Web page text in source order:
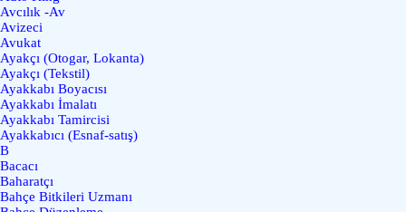
Avcılık -Av
Avizeci
Avukat
Ayakçı (Otogar, Lokanta)
Ayakçı (Tekstil)
Ayakkabı Boyacısı
Ayakkabı İmalatı
Ayakkabı Tamircisi
Ayakkabıcı (Esnaf-satış)
B
Bacacı
Baharatçı
Bahçe Bitkileri Uzmanı